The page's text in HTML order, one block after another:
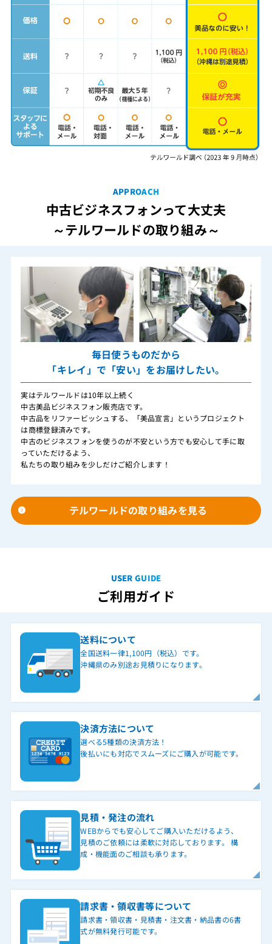
APPROACH
中古ビジネスフォンって大丈夫
～テルワールドの取り組み～
毎日使うものだから
「キレイ」で「安い」をお届けしたい。
実はテルワールドは10年以上続く
中古美品ビジネスフォン販売店です。
中古品をリファービッシュする、「美品宣言」というプロジェクト
は商標登録済みです。
中古のビジネスフォンを使うのが不安という方でも安心して手に取
っていただけるよう、
私たちの取り組みを少しだけご紹介します！
テルワールドの取り組みを見る
USER GUIDE
ご利用ガイド
送料について
全国送料一律1,100円（税込）です。
沖縄県のみ別途お見積りになります。
決済方法について
選べる5種類の決済方法！
後払いにも対応でスムーズにご購入が可能です。
見積・発注の流れ
WEBからでも安心してご購入いただけるよう、
見積のご依頼には柔軟に対応しております。 構
成・機能面のご相談も承ります。
請求書・領収書等について
請求書・領収書・見積書・注文書・納品書の6書
式が無料発行可能です。